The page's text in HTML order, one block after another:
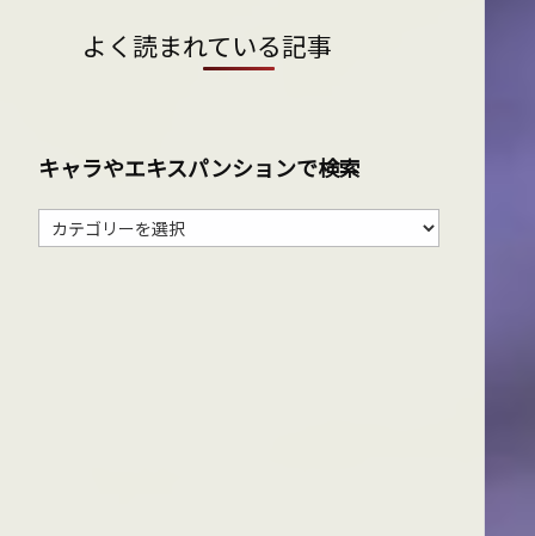
よく読まれている記事
キャラやエキスパンションで検索
キ
ャ